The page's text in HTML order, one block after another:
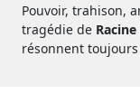
Pouvoir, trahison,
tragédie de Racine
résonnent